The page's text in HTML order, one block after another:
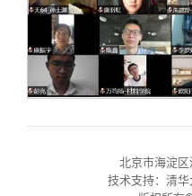
北京市海淀区
技术支持：清